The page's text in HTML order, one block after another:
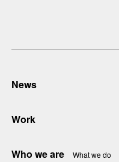
News
Work
Who we are What we do